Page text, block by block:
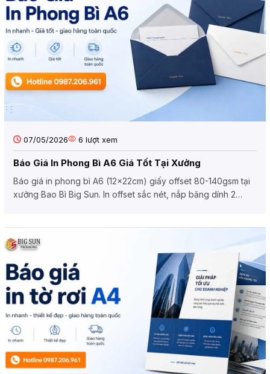
07/05/2026 6 lượt xem
Báo Giá In Phong Bì A6 Giá Tốt Tại Xưởng
Báo giá in phong bì A6 (12x22cm) giấy offset 80-140gsm tại
xưởng Bao Bì Big Sun. In offset sắc nét, nắp băng dính 2